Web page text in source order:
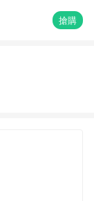
搶購